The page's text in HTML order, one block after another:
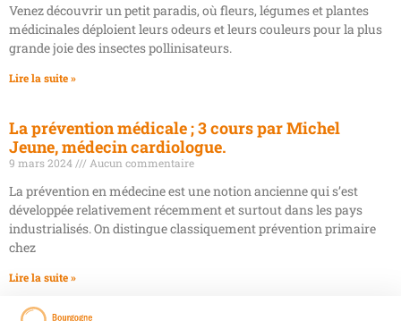
Venez découvrir un petit paradis, où fleurs, légumes et plantes
médicinales déploient leurs odeurs et leurs couleurs pour la plus
grande joie des insectes pollinisateurs.
Lire la suite »
La prévention médicale ; 3 cours par Michel
Jeune, médecin cardiologue.
9 mars 2024 Aucun commentaire
La prévention en médecine est une notion ancienne qui s’est
développée relativement récemment et surtout dans les pays
industrialisés. On distingue classiquement prévention primaire
chez
Lire la suite »